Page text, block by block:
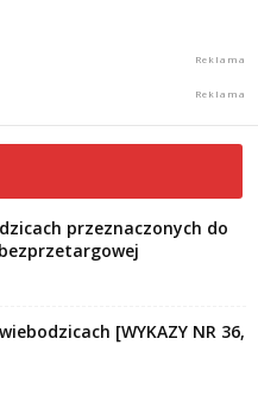
przeznaczonych do
[WYKAZY NR 36,